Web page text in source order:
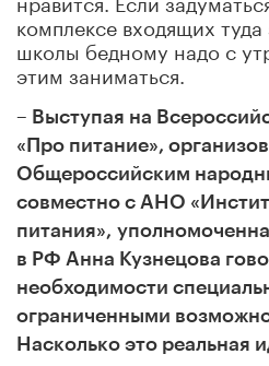
комплексе входящих
школы бедному надо с
этим заниматься.
– Выступая на
«Про питание»,
Общероссийским
совместно с АНО
питания»,
в РФ Анна Кузнецова
необходимости
ограниченными
Насколько это реальная